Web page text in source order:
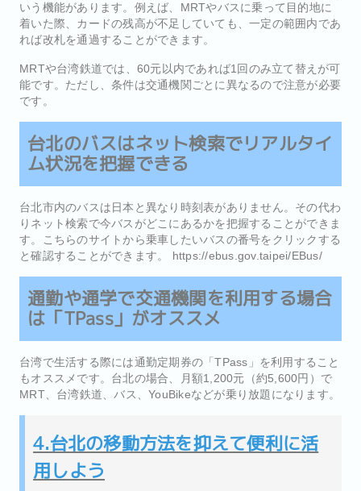
いう機能があります。例えば、MRTやバスに乗って目的地に
着いた際、カードの残高が不足していても、一定の範囲内であ
れば改札を通過することができます。
MRTや台湾鉄道では、60元以内であれば1回のみ立て替えが可
能です。ただし、条件は交通機関ごとに異なるので注意が必要
です。
台北のバスはネット検索でリアルタイ
ム状況を把握できる
台北市内のバスは日本と異なり時刻表がありません。その代わ
りネット検索で今バスがどこにあるかを把握することができま
す。こちらのサイトから乗車したいバスの番号をクリックする
と確認することができます。 https://ebus.gov.taipei/EBus/
通勤や通学で交通機関を利用する場合
は「TPass」がオススメ
台湾で生活する際には通勤定期券の「TPass」を利用すること
もオススメです。台北の場合、月額1,200元（約5,600円）で
MRT、台湾鉄道、バス、YouBikeなどが乗り放題になります。
4.台北の移動方法を抑えて便利に活
用しよう